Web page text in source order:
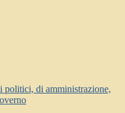
politici, di amministrazione,